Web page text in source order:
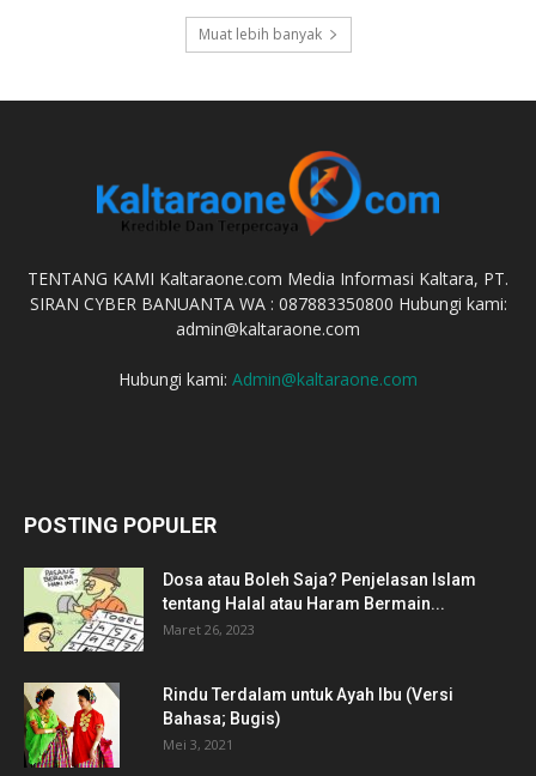
Muat lebih banyak
TENTANG KAMI Kaltaraone.com Media Informasi Kaltara, PT.
SIRAN CYBER BANUANTA WA : 087883350800 Hubungi kami:
admin@kaltaraone.com
Hubungi kami: Admin@kaltaraone.com
POSTING POPULER
Dosa atau Boleh Saja? Penjelasan Islam
tentang Halal atau Haram Bermain...
Maret 26, 2023
Rindu Terdalam untuk Ayah Ibu (Versi
Bahasa; Bugis)
Mei 3, 2021